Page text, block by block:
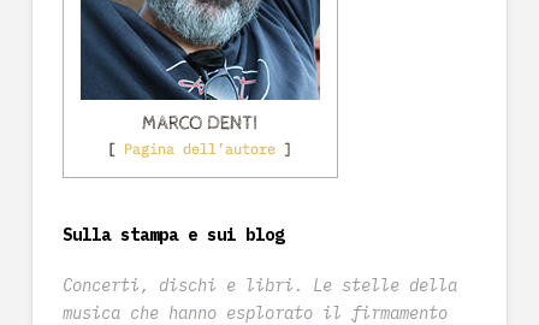
Sulla stampa e sui blog
Concerti, dischi e libri. Le stelle della
musica che hanno esplorato il firmamento